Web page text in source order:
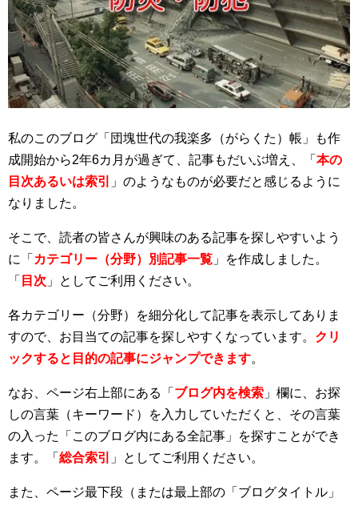
私のこのブログ「団塊世代の我楽多（がらくた）帳」も作
成開始から2年6カ月が過ぎて、記事もだいぶ増え、「 本の
目次あるいは索引
」のようなものが必要だと感じるように
なりました。
そこで、読者の皆さんが興味のある記事を探しやすいよう
に「 カテゴリー（分野）別記事一覧 」を作成しました。
「 目次 」としてご利用ください。
各カテゴリー（分野）を細分化して記事を表示してありま
すので、お目当ての記事を探しやすくなっています。 クリ
ックすると目的の記事にジャンプできます。
なお、ページ右上部にある「 ブログ内を検索 」欄に、お探
しの言葉（キーワード）を入力していただくと、その言葉
の入った「このブログ内にある全記事」を探すことができ
ます。「 総合索引 」としてご利用ください。
また、ページ最下段（または最上部の「ブログタイトル」